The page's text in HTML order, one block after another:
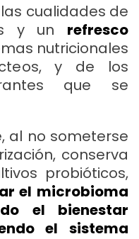
cualidades de
y un refresco
nutricionales
y de los
que se
al no someterse
conserva
probióticos,
el microbioma
el bienestar
el sistema